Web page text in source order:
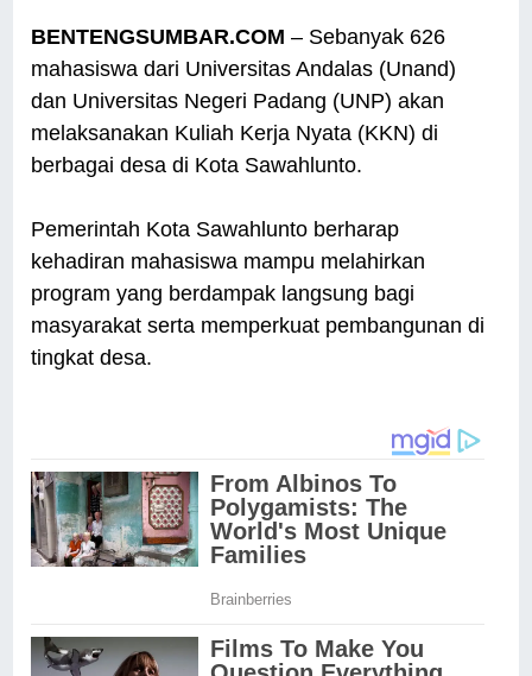
BENTENGSUMBAR.COM – Sebanyak 626
mahasiswa dari Universitas Andalas (Unand)
dan Universitas Negeri Padang (UNP) akan
melaksanakan Kuliah Kerja Nyata (KKN) di
berbagai desa di Kota Sawahlunto.
Pemerintah Kota Sawahlunto berharap
kehadiran mahasiswa mampu melahirkan
program yang berdampak langsung bagi
masyarakat serta memperkuat pembangunan di
tingkat desa.